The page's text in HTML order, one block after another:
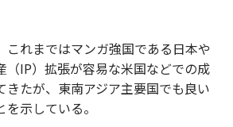
これまではマンガ強国である日本や
（IP）拡張が容易な米国などでの成
きたが、東南アジア主要国でも良い
示している。